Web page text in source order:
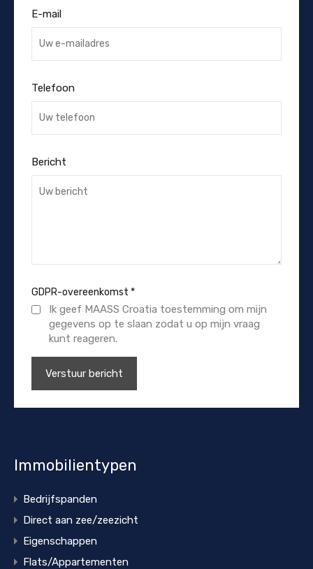
E-mail
Telefoon
Bericht
GDPR-overeenkomst *
Ik geef MAASS Croatia toestemming om mijn
gegevens op te slaan zodat u op mijn vraag
kunt reageren.
Immobilientypen
Bedrijfspanden
Direct aan zee/zeezicht
Eigenschappen
Flats/Appartementen